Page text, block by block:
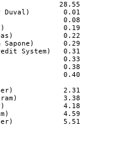
28.55
Duval)        0.01
0.08
0.19
0.22
Sapone)       0.29
System)   0.31
0.33
0.38
0.40
2.31
3.38
4.18
4.59